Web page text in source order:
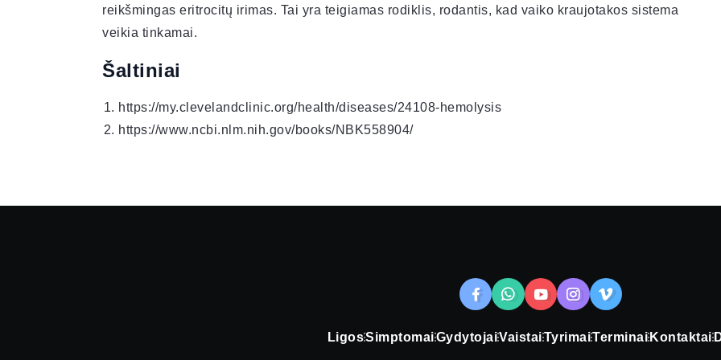
reikšmingas eritrocitų irimas. Tai yra teigiamas rodiklis, rodantis, kad vaiko kraujotakos sistema
veikia tinkamai.
Šaltiniai
https://my.clevelandclinic.org/health/diseases/24108-hemolysis
https://www.ncbi.nlm.nih.gov/books/NBK558904/
LigosSimptomaiGydytojaiVaistaiTyrimaiTerminai Kontaktai